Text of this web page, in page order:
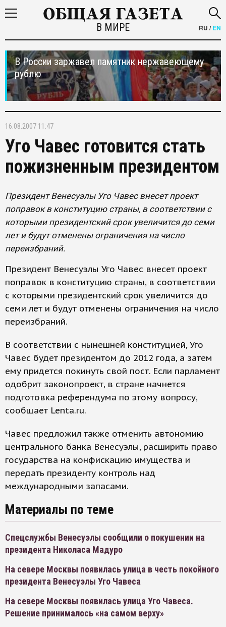
В МИРЕ RU /EN
В России заржавел памятник нержавеющему
рублю
16.08.2007 11:47
Уго Чавес готовится стать
пожизненным президентом
Президент Венесуэлы Уго Чавес внесет проект
поправок в конституцию страны, в соответствии с
которыми президентский срок увеличится до семи
лет и будут отменены ограничения на число
переизбраний.
Президент Венесуэлы Уго Чавес внесет проект
поправок в конституцию страны, в соответствии
с которыми президентский срок увеличится до
семи лет и будут отменены ограничения на число
переизбраний.
В соответствии с нынешней конституцией, Уго
Чавес будет президентом до 2012 года, а затем
ему придется покинуть свой пост. Если парламент
одобрит законопроект, в стране начнется
подготовка референдума по этому вопросу,
сообщает Lenta.ru.
Чавес предложил также отменить автономию
центрального банка Венесуэлы, расширить право
государства на конфискацию имущества и
передать президенту контроль над
международными запасами.
Материалы по теме
Спецслужбы Венесуэлы сообщили о покушении на
президента Николаса Мадуро
На севере Москвы появилась улица в честь покойного
президента Венесуэлы Уго Чавеса
На севере Москвы появилась улица Уго Чавеса.
Решение принималось «на самом верху»